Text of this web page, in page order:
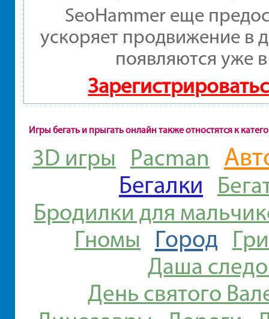
SeoHammer еще
ускоряет продвижение в
появляются уже
Игры бегать и прыгать онлайн также отностятся к
3D игры Pacman
Бегалки
Бродилки для
Гномы
Город
Даша
День святого